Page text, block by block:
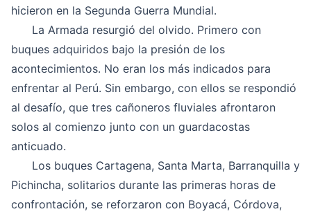
hicieron en la Segunda Guerra Mundial.
La Armada resurgió del olvido. Primero con
buques adquiridos bajo la presión de los
acontecimientos. No eran los más indicados para
enfrentar al Perú. Sin embargo, con ellos se respondió
al desafío, que tres cañoneros fluviales afrontaron
solos al comienzo junto con un guardacostas
anticuado.
Los buques Cartagena, Santa Marta, Barranquilla y
Pichincha, solitarios durante las primeras horas de
confrontación, se reforzaron con Boyacá, Córdova,